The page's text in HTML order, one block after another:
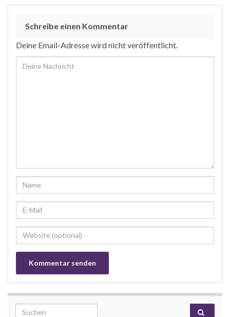
Schreibe einen Kommentar
Deine Email-Adresse wird nicht veröffentlicht.
Search for: